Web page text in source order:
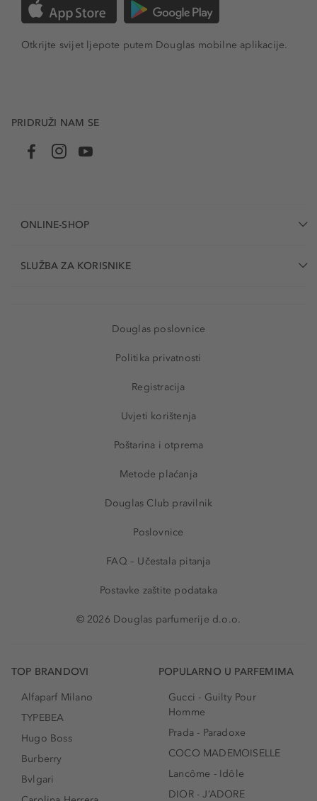
Hrvatskojmožete pronaći u Douglas trgovini. Naglasite
svoj šarm i pokažite svoju samopouzdanu stranu uz
parfemske i toaletne vode iz ove anđeoske kolekcije.
Tražite li idealan poklon, iskoristite pogodnosti Douglas
ostalih i njihove inačice moćnih Mugler Angel mirisa –
linija proizvoda
Mugler A*Men.
Otkrijte svijet ljepote putem Douglas mobilne aplikacije.
PRIDRUŽI NAM SE
ONLINE-SHOP
SLUŽBA ZA KORISNIKE
Douglas poslovnice
Politika privatnosti
Registracija
Uvjeti korištenja
Poštarina i otprema
Metode plaćanja
Douglas Club pravilnik
Poslovnice
FAQ – Učestala pitanja
Postavke zaštite podataka
© 2026 Douglas parfumerije d.o.o.
TOP BRANDOVI
Alfaparf Milano
TYPEBEA
Hugo Boss
Burberry
Bvlgari
POPULARNO U PARFEMIMA
Gucci - Guilty Pour
Homme
Prada - Paradoxe
COCO MADEMOISELLE
Lancôme - Idôle
DIOR - J’ADORE